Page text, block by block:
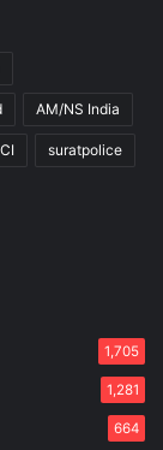
AM/NS India
suratpolice
1,705
1,281
664